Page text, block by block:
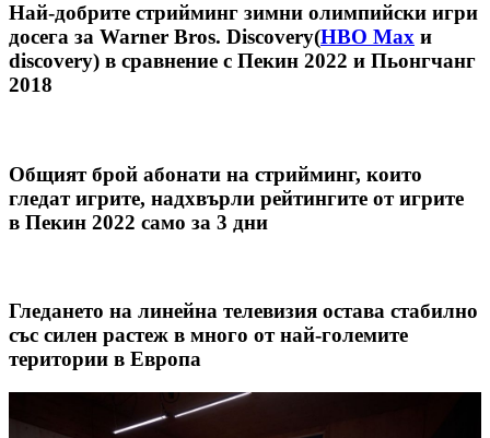
Най-добрите стрийминг зимни олимпийски игри
досега за Warner Bros. Discovery(HBO Max и
discovery) в сравнение с Пекин 2022 и Пьонгчанг
2018
Общият брой абонати на стрийминг, които
гледат игрите, надхвърли рейтингите от игрите
в Пекин 2022 само за 3 дни
Гледането на линейна телевизия остава стабилно
със силен растеж в много от най-големите
територии в Европа